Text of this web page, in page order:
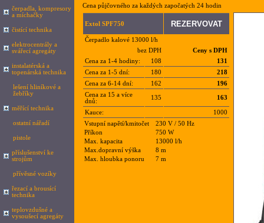
čerpadla, kompresory
a míchačky
čistící technika
elektrocentrály a
svářecí agregáty
instalatérská a
topenárská technika
lešení hliníkové a
žebříky
měřící technika
ostatní nářadí
pistole
příslušenství ke
strojům
přívěsné vozíky
řezací a brousící
technika
teplovzdušné a
vysoušecí agregáty
Cena půjčovného za každých započatých 24 hodin
Extol SPF750
Čerpadlo kalové 13000 l/h
bez DPH
Ceny s DPH
Cena za 1-4 hodiny:
108
131
Cena za 1-5 dní:
180
218
Cena za 6-14 dní:
162
196
Cena za 15 a více
dnů:
135 163
Kauce:
1000
Vstupní napětí/kmitočet
230 V / 50 Hz
Příkon
750 W
Max. kapacita
13000 l/h
Max.dopravní výška
8 m
Max. hloubka ponoru
7 m